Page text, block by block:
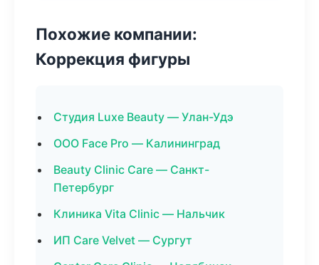
Похожие компании:
Коррекция фигуры
Студия Luxe Beauty — Улан-Удэ
ООО Face Pro — Калининград
Beauty Clinic Care — Санкт-
Петербург
Клиника Vita Clinic — Нальчик
ИП Care Velvet — Сургут